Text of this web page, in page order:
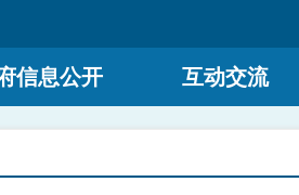
信息公开 互动交流